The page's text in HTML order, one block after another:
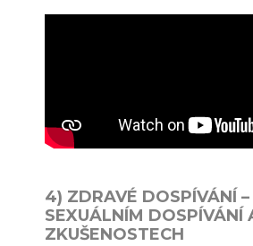
4) ZDRAVÉ DOSPÍVÁNÍ –
SEXUÁLNÍM DOSPÍVÁNÍ
ZKUŠENOSTECH